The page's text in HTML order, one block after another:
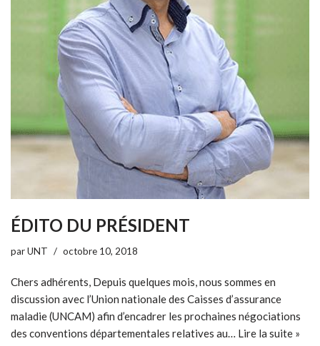
ÉDITO DU PRÉSIDENT
parUNT octobre 10, 2018
Chers adhérents, Depuis quelques mois, nous sommes en
discussion avec l’Union nationale des Caisses d’assurance
maladie (UNCAM) afin d’encadrer les prochaines négociations
des conventions départementales relatives au… Lire la suite »